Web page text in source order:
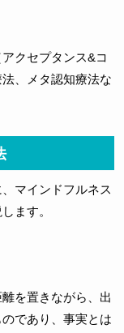
クセプタンス&コ
、メタ認知療法な
マインドフルネス
ます。
を置きながら、出
であり、事実とは